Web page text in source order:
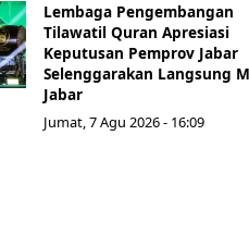
Lembaga Pengembangan
Tilawatil Quran Apresiasi
Keputusan Pemprov Jabar
Selenggarakan Langsung
Jabar
Jumat, 7 Agu 2026 - 16:09